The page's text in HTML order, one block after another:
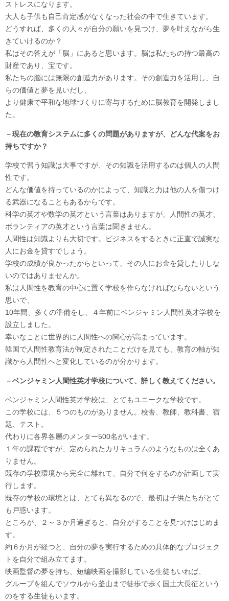
ストレスになります。
大人も子供も自己肯定感がなくなった社会の中で生きています。
どうすれば、多くの人々が自分の願いを見つけ、夢を叶えながら生
きていけるのか？
私はその答えが「脳」にあると思います。脳は私たちの持つ最高の
財産であり、宝です。
私たちの脳には無限の創造力があります。その創造力を活用し、自
らの価値と夢を見いだし、
より健康で平和な地球づくりに寄与するために脳教育を開発しまし
た。
－現在の教育システムに多くの問題がありますが、どんな代案をお
持ちですか？
学校で習う知識は大事ですが、その知識を活用するのは個人の人間
性です。
どんな価値を持っているのかによって、知識と力は他の人を傷つけ
る武器になることもあるからです。
科学の英才や数学の英才という言葉はありますが、人間性の英才、
ボランティアの英才という言葉は聞きません。
人間性は知識よりも大切です。ビジネスをするときに正直で誠実な
人にお金を貸すでしょう。
学校の成績が良かったからといって、その人にお金を貸したりしな
いのではありませんか。
私は人間性を教育の中心に置く学校を作らなければならないという
思いで、
10年間、多くの準備をし、４年前にベンジャミン人間性英才学校を
設立しました。
幸いなことに世界的に人間性への関心が高まっています。
韓国で人間性教育法が制定されたことだけを見ても、教育の軸が知
識から人間性へと変化しているのが分かります。
－ベンジャミン人間性英才学校について、詳しく教えてください。
ベンジャミン人間性英才学校は、とてもユニークな学校です。
この学校には、５つのものがありません。校舎、教師、教科書、宿
題、テスト。
代わりに各界各層のメンター500名がいます。
１年の課程ですが、定められたカリキュラムのようなものは全くあ
りません。
既存の学校環境から完全に離れて、自分で何をするのか計画して実
行します。
既存の学校の環境とは、とても異なるので、最初は子供たちがとて
も戸惑います。
ところが、２～３か月過ぎると、自分がすることを見つけはじめま
す。
約６か月が経つと、自分の夢を実行するための具体的なプロジェク
トを自分で組み立てます。
映画監督の夢を持ち、短編映画を撮影している生徒もいれば、
グループを組んでソウルから釜山まで徒歩で歩く国土大長征という
のをする生徒もいます。